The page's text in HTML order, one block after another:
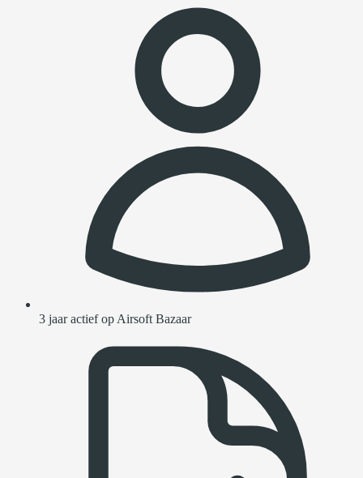
3 jaar actief op Airsoft Bazaar